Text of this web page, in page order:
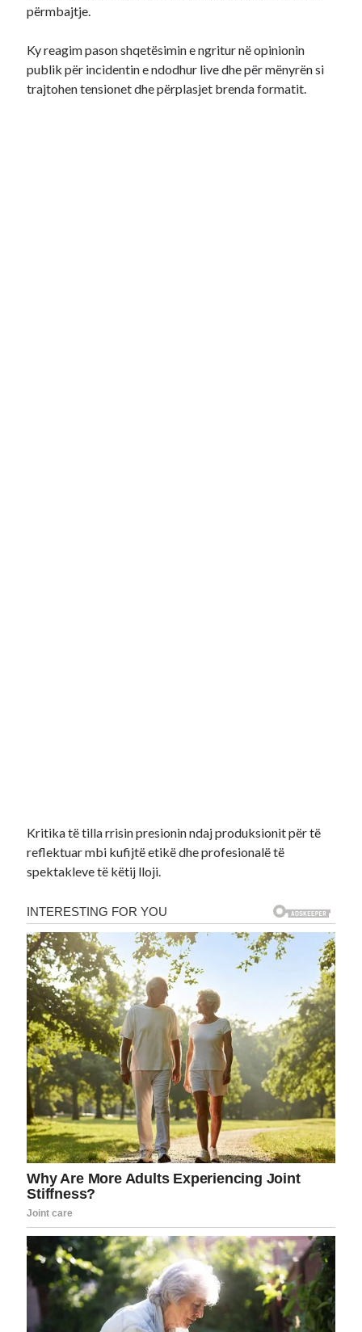
përmbajtje.
Ky reagim pason shqetësimin e ngritur në opinionin
publik për incidentin e ndodhur live dhe për mënyrën si
trajtohen tensionet dhe përplasjet brenda formatit.
Kritika të tilla rrisin presionin ndaj produksionit për të
reflektuar mbi kufijtë etikë dhe profesionalë të
spektakleve të këtij lloji.